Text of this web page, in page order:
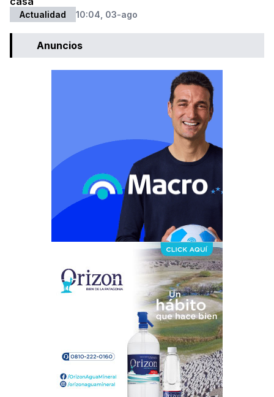
Actualidad 10:04, 03-ago
Anuncios